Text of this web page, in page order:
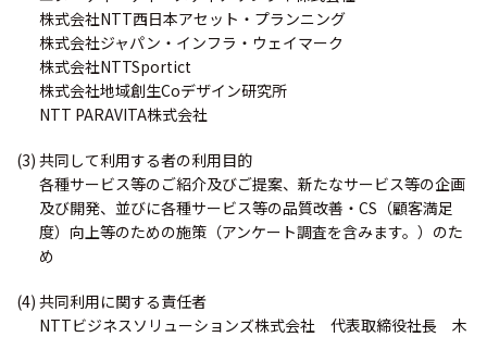
株式会社NTT西日本アセット・プランニング
株式会社ジャパン・インフラ・ウェイマーク
株式会社NTTSportict
株式会社地域創生Coデザイン研究所
NTT PARAVITA株式会社
(3) 共同して利用する者の利用目的
各種サービス等のご紹介及びご提案、新たなサービス等の企画
及び開発、並びに各種サービス等の品質改善・CS（顧客満足
度）向上等のための施策（アンケート調査を含みます。）のた
め
(4) 共同利用に関する責任者
NTTビジネスソリューションズ株式会社 代表取締役社長 木